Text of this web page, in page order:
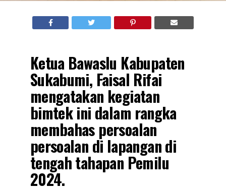
Ketua Bawaslu Kabupaten
Sukabumi, Faisal Rifai
mengatakan kegiatan
bimtek ini dalam rangka
membahas persoalan
persoalan di lapangan di
tengah tahapan Pemilu
2024.